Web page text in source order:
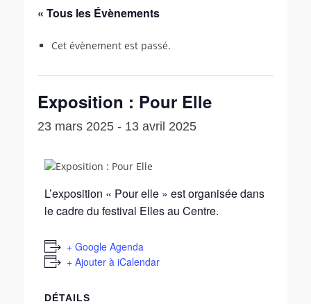
« Tous les Évènements
Cet évènement est passé.
Exposition : Pour Elle
23 mars 2025 - 13 avril 2025
L’exposition « Pour elle » est organisée dans
le cadre du festival Elles au Centre.
+ Google Agenda
+ Ajouter à iCalendar
DÉTAILS